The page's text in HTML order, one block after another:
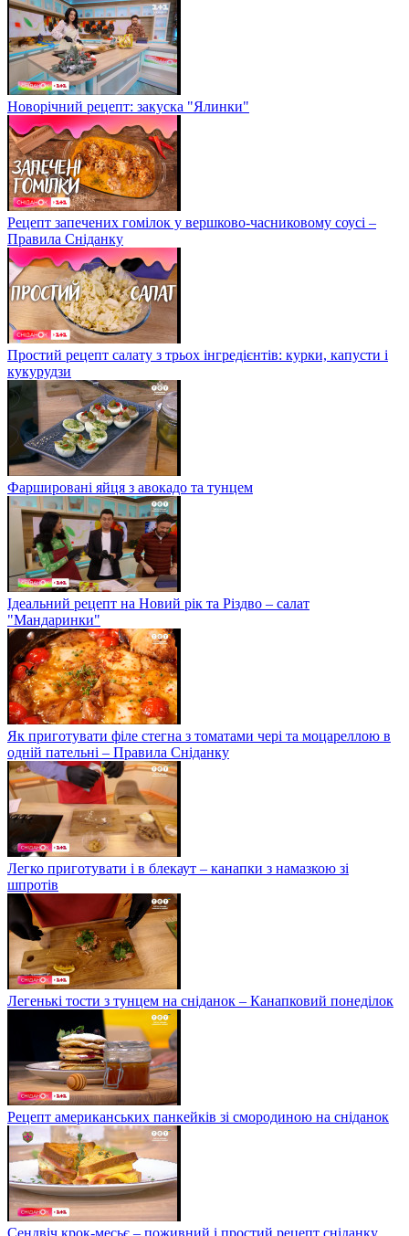
Новорічний рецепт: закуска "Ялинки"
Рецепт запечених гомілок у вершково-часниковому соусі –
Правила Сніданку
Простий рецепт салату з трьох інгредієнтів: курки, капусти і
кукурудзи
Фаршировані яйця з авокадо та тунцем
Ідеальний рецепт на Новий рік та Різдво – салат
"Мандаринки"
Як приготувати філе стегна з томатами чері та моцареллою в
одній пательні – Правила Сніданку
Легко приготувати і в блекаут – канапки з намазкою зі
шпротів
Легенькі тости з тунцем на сніданок – Канапковий понеділок
Рецепт американських панкейків зі смородиною на сніданок
Сендвіч крок-месьє – поживний і простий рецепт сніданку